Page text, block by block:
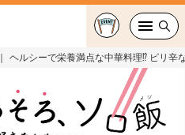
ヘルシーで栄養満点な中華料理⁉ ピリ辛